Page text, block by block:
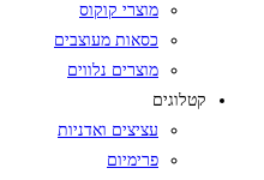
מוצרי קוקוס
כסאות מעוצבים
מוצרים נלווים
קטלוגים
עציצים ואדניות
פרימיום